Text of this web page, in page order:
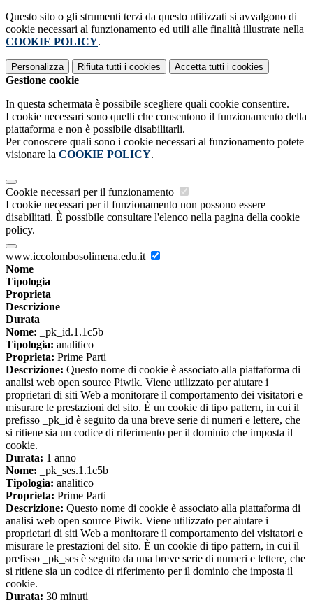
Questo sito o gli strumenti terzi da questo utilizzati si avvalgono di
cookie necessari al funzionamento ed utili alle finalità illustrate nella
COOKIE POLICY.
Personalizza Rifiuta tutti i cookies Accetta tutti i cookies
Gestione cookie
In questa schermata è possibile scegliere quali cookie consentire.
I cookie necessari sono quelli che consentono il funzionamento della
piattaforma e non è possibile disabilitarli.
Per conoscere quali sono i cookie necessari al funzionamento potete
visionare la COOKIE POLICY.
Cookie necessari per il funzionamento
I cookie necessari per il funzionamento non possono essere
disabilitati. È possibile consultare l'elenco nella pagina della cookie
policy.
www.iccolombosolimena.edu.it
Nome
Tipologia
Proprieta
Descrizione
Durata
Nome: _pk_id.1.1c5b
Tipologia: analitico
Proprieta: Prime Parti
Descrizione: Questo nome di cookie è associato alla piattaforma di
analisi web open source Piwik. Viene utilizzato per aiutare i
proprietari di siti Web a monitorare il comportamento dei visitatori e
misurare le prestazioni del sito. È un cookie di tipo pattern, in cui il
prefisso _pk_id è seguito da una breve serie di numeri e lettere, che
si ritiene sia un codice di riferimento per il dominio che imposta il
cookie.
Durata: 1 anno
Nome: _pk_ses.1.1c5b
Tipologia: analitico
Proprieta: Prime Parti
Descrizione: Questo nome di cookie è associato alla piattaforma di
analisi web open source Piwik. Viene utilizzato per aiutare i
proprietari di siti Web a monitorare il comportamento dei visitatori e
misurare le prestazioni del sito. È un cookie di tipo pattern, in cui il
prefisso _pk_ses è seguito da una breve serie di numeri e lettere, che
si ritiene sia un codice di riferimento per il dominio che imposta il
cookie.
Durata: 30 minuti